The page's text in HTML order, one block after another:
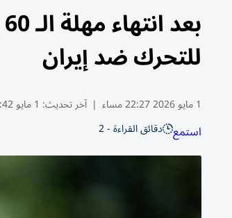
للتحرك ضد إيران
1 مايو 2026 22:27 مساء | آخر تحديث: 1 مايو 22:42 2026
استمع دقائق القراءة - 2